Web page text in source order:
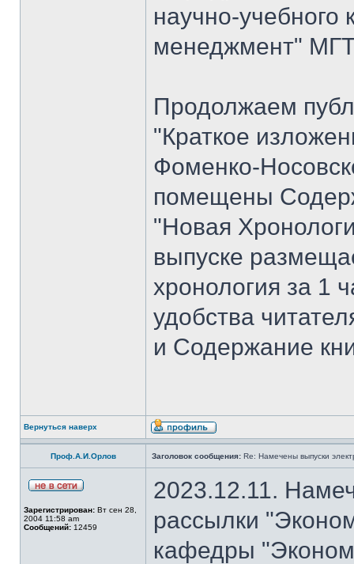
научно-
менеджмент"
Продолжаем
"Краткое
Фоменко-
помещены
"Новая
выпуске
хронология за 1
удобства
и Содержание
Вернуться наверх
Проф.А.И.Орлов Заголовок сообщения: Re: Намечены выпуски
Зарегистрирован: Вт сен 28,
2004 11:58 am
Сообщений: 12459
2023.12.11.
рассылки
кафедры